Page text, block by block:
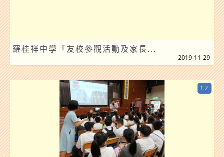
羅桂祥中學「友校參觀活動及家長...
2019-11-29
12